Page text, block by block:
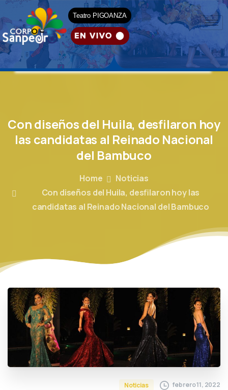
Teatro PIGOANZA
Condiseñosdel Huila, desfilaron hoy
las candidatas al Reinado Nacional
del Bambuco
Home
Noticias
Con diseños del Huila, desfilaron hoy las
candidatas al Reinado Nacional del Bambuco
Noticias febrero 11, 2022